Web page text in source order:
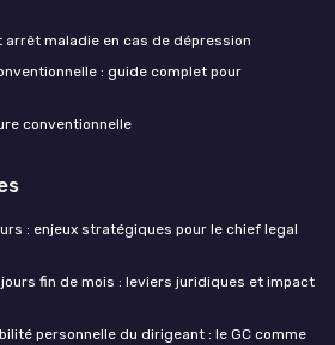
maladie en cas de dépression
: guide complet pour
conventionnelle
: enjeux stratégiques pour le chief legal
fin de mois : leviers juridiques et impact
personnelle du dirigeant : le GC comme